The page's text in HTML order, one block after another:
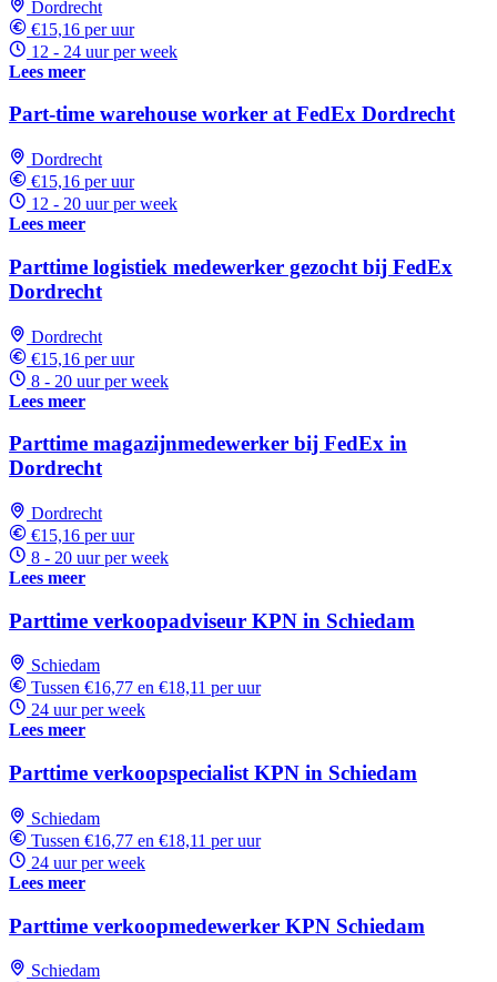
Dordrecht
€15,16 per uur
12 - 24 uur per week
Lees meer
Part-time warehouse worker at FedEx Dordrecht
Dordrecht
€15,16 per uur
12 - 20 uur per week
Lees meer
Parttime logistiek medewerker gezocht bij FedEx
Dordrecht
Dordrecht
€15,16 per uur
8 - 20 uur per week
Lees meer
Parttime magazijnmedewerker bij FedEx in
Dordrecht
Dordrecht
€15,16 per uur
8 - 20 uur per week
Lees meer
Parttime verkoopadviseur KPN in Schiedam
Schiedam
Tussen €16,77 en €18,11 per uur
24 uur per week
Lees meer
Parttime verkoopspecialist KPN in Schiedam
Schiedam
Tussen €16,77 en €18,11 per uur
24 uur per week
Lees meer
Parttime verkoopmedewerker KPN Schiedam
Schiedam